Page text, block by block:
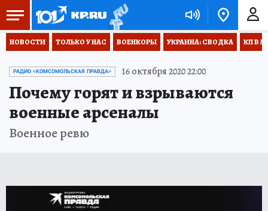
НОВОСТИ ТОЛЬКО У НАС ВОЕНКОРЫ УКРАИНА: СВОДКА КП В
РАДИО «КОМСОМОЛЬСКАЯ ПРАВДА» 16 октября 2020 22:00
Почему горят и взрываются
военные арсеналы
Военное ревю